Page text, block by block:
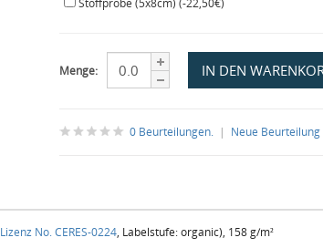
Stoffprobe (5x8cm) (-22,50€)
Menge:
0 Beurteilungen.| Neue Beurteilung
Lizenz No. CERES-0224, Labelstufe: organic), 158 g/m²